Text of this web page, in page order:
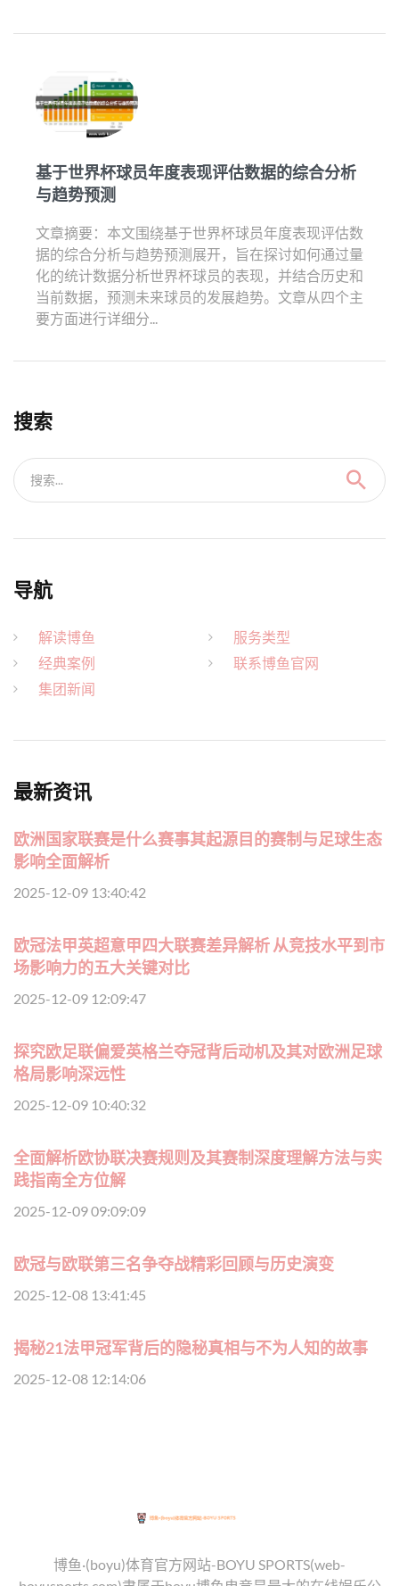
基于世界杯球员年度表现评估数据的综合分析
与趋势预测
文章摘要：本文围绕基于世界杯球员年度表现评估数
据的综合分析与趋势预测展开，旨在探讨如何通过量
化的统计数据分析世界杯球员的表现，并结合历史和
当前数据，预测未来球员的发展趋势。文章从四个主
要方面进行详细分...
搜索
搜索...
导航
解读博鱼
经典案例
集团新闻
服务类型
联系博鱼官网
最新资讯
欧洲国家联赛是什么赛事其起源目的赛制与足球生态
影响全面解析
2025-12-09 13:40:42
欧冠法甲英超意甲四大联赛差异解析 从竞技水平到市
场影响力的五大关键对比
2025-12-09 12:09:47
探究欧足联偏爱英格兰夺冠背后动机及其对欧洲足球
格局影响深远性
2025-12-09 10:40:32
全面解析欧协联决赛规则及其赛制深度理解方法与实
践指南全方位解
2025-12-09 09:09:09
欧冠与欧联第三名争夺战精彩回顾与历史演变
2025-12-08 13:41:45
揭秘21法甲冠军背后的隐秘真相与不为人知的故事
2025-12-08 12:14:06
博鱼·(boyu)体育官方网站-BOYU SPORTS(web-